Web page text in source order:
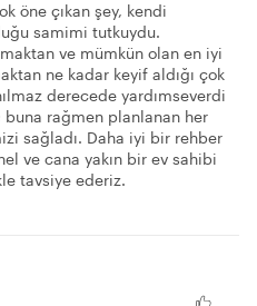
öne çıkan şey, kendi
samimi tutkuydu.
ve mümkün olan en iyi
ne kadar keyif aldığı çok
derecede yardımseverdi
rağmen planlanan her
sağladı. Daha iyi bir rehber
ve cana yakın bir ev sahibi
tavsiye ederiz.